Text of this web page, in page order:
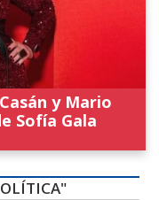
y Mario
Sofía Gala